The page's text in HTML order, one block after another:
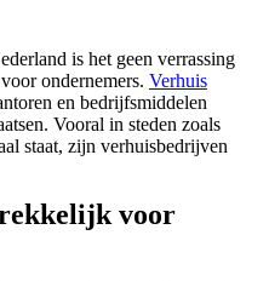
is het geen verrassing
ondernemers. Verhuis
en bedrijfsmiddelen
Vooral in steden zoals
staat, zijn verhuisbedrijven
voor